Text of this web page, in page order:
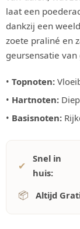
laat een
dankzij een
zoete praliné en
geursensatie
• Topnoten:
• Hartnoten:
• Basisnoten:
✔
Snel in
huis:
📦 Altijd